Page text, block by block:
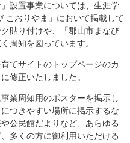
設置事業については、生涯学
こおりやま」において掲載して
貼り付けや、「郡山市まなび
周知を図っています。
てサイトのトップページのカ
修正いたしました。
業周知用のポスターを掲示し
つきやすい場所に掲示するな
公民館だよりなど、あらゆる
多くの方に御利用いただける